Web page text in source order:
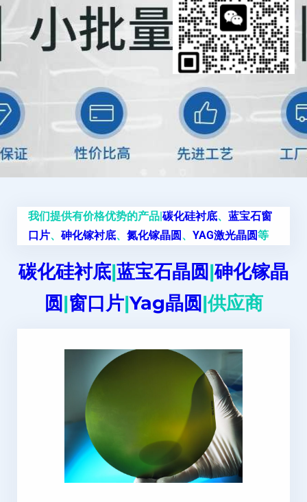
我们提供有价格优势的产品|碳化硅衬底、 蓝宝石窗
口片、 砷化镓衬底、 氮化镓晶圆、 YAG激光晶圆等
碳化硅衬底|蓝宝石晶圆|砷化镓晶
圆|窗口片|Yag晶圆|供应商